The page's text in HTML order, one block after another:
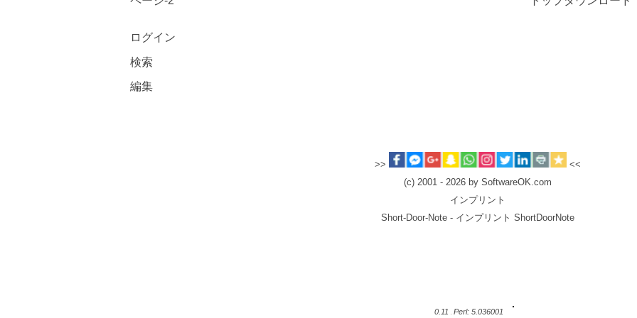
ログイン
検索
編集
>>
<<
(c) 2001 - 2026 by SoftwareOK.com
インプリント
Short-Door-Note - インプリント ShortDoorNote
0.11 Perl: 5.036001